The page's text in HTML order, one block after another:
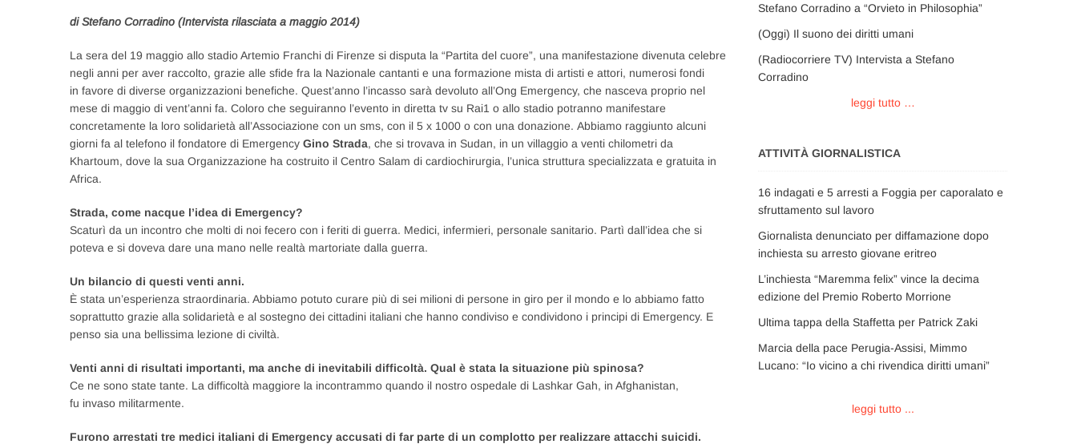
di Stefano Corradino (Intervista rilasciata a maggio 2014)
La sera del 19 maggio allo stadio Artemio Franchi di Firenze si disputa la “Partita del cuore”, una manifestazione divenuta celebre
negli anni per aver raccolto, grazie alle sfide fra la Nazionale cantanti e una formazione mista di artisti e attori, numerosi fondi
in favore di diverse organizzazioni benefiche. Quest’anno l’incasso sarà devoluto all’Ong Emergency, che nasceva proprio nel
mese di maggio di vent’anni fa. Coloro che seguiranno l’evento in diretta tv su Rai1 o allo stadio potranno manifestare
concretamente la loro solidarietà all’Associazione con un sms, con il 5 x 1000 o con una donazione. Abbiamo raggiunto alcuni
giorni fa al telefono il fondatore di Emergency Gino Strada, che si trovava in Sudan, in un villaggio a venti chilometri da
Khartoum, dove la sua Organizzazione ha costruito il Centro Salam di cardiochirurgia, l’unica struttura specializzata e gratuita in
Africa.
Strada, come nacque l’idea di Emergency?
Scaturì da un incontro che molti di noi fecero con i feriti di guerra. Medici, infermieri, personale sanitario. Partì dall’idea che si
poteva e si doveva dare una mano nelle realtà martoriate dalla guerra.
Un bilancio di questi venti anni.
È stata un’esperienza straordinaria. Abbiamo potuto curare più di sei milioni di persone in giro per il mondo e lo abbiamo fatto
soprattutto grazie alla solidarietà e al sostegno dei cittadini italiani che hanno condiviso e condividono i principi di Emergency. E
penso sia una bellissima lezione di civiltà.
Venti anni di risultati importanti, ma anche di inevitabili difficoltà. Qual è stata la situazione più spinosa?
Ce ne sono state tante. La difficoltà maggiore la incontrammo quando il nostro ospedale di Lashkar Gah, in Afghanistan,
fu invaso militarmente.
Furono arrestati tre medici italiani di Emergency accusati di far parte di un complotto per realizzare attacchi suicidi.
Stefano Corradino a “Orvieto in Philosophia”
(Oggi) Il suono dei diritti umani
(Radiocorriere TV) Intervista a Stefano
Corradino
leggi tutto …
ATTIVITÀ GIORNALISTICA
16 indagati e 5 arresti a Foggia per caporalato e
sfruttamento sul lavoro
Giornalista denunciato per diffamazione dopo
inchiesta su arresto giovane eritreo
L’inchiesta “Maremma felix” vince la decima
edizione del Premio Roberto Morrione
Ultima tappa della Staffetta per Patrick Zaki
Marcia della pace Perugia-Assisi, Mimmo
Lucano: “Io vicino a chi rivendica diritti umani”
leggi tutto ...